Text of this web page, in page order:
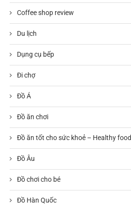
Coffee shop review
Du lịch
Dụng cụ bếp
Đi chợ
Đồ Á
Đồ ăn chơi
Đồ ăn tốt cho sức khoẻ – Healthy food
Đồ Âu
Đồ chơi cho bé
Đồ Hàn Quốc